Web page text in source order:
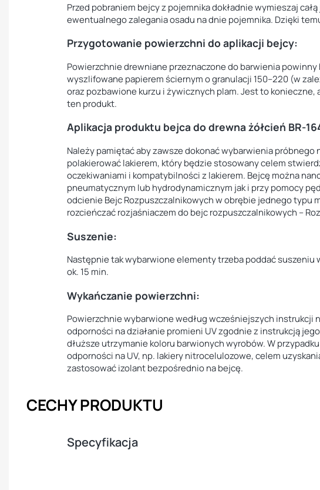
Przed pobraniem bejcy z pojemnika dokładnie wymieszaj
ewentualnego zalegania osadu na dnie pojemnika. Dzięki
Przygotowanie powierzchni do aplikacji bejcy:
Powierzchnie drewniane przeznaczone do barwienia
wyszlifowane papierem ściernym o granulacji 150–220 (w
oraz pozbawione kurzu i żywicznych plam. Jest to konieczne,
ten produkt.
Aplikacja produktu bejca do drewna żółcień BR-
Należy pamiętać aby zawsze dokonać wybarwienia próbnego
polakierować lakierem, który będzie stosowany celem
oczekiwaniami i kompatybilnościz lakierem. Bejcę można
pneumatycznym lub hydrodynamicznym jak i przy pomocy
odcienie Bejc Rozpuszczalnikowych w obrębie jednego typu
rozcieńczać rozjaśniaczem do bejc rozpuszczalnikowych –
Suszenie:
Następnie tak wybarwione elementy trzeba poddać suszeniu
ok. 15 min.
Wykańczanie powierzchni:
Powierzchnie wybarwione według wcześniejszych instrukcji
odporności na działanie promieni UV zgodnie z instrukcją
dłuższe utrzymanie koloru barwionych wyrobów. W
odporności na UV, np. lakiery nitrocelulozowe, celem
zastosować izolant bezpośrednio na bejcę.
CECHY PRODUKTU
Specyfikacja